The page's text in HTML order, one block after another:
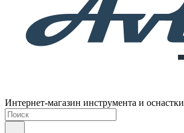
Интернет-магазин инструмента и оснастки